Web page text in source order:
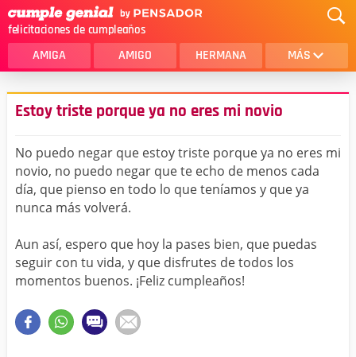
felicitaciones de cumpleaños
AMIGA AMIGO HERMANA MÁS
MAMA
AMOR
SOBRINA
HIJA
HERMANO
HIJO
PAPA
HOMBRE
TIA
CUÑADA
ALGUIEN ESPECIAL
Estoy triste porque ya no eres mi novio
No puedo negar que estoy triste porque ya no eres mi
novio, no puedo negar que te echo de menos cada
día, que pienso en todo lo que teníamos y que ya
nunca más volverá.
Aun así, espero que hoy la pases bien, que puedas
seguir con tu vida, y que disfrutes de todos los
momentos buenos. ¡Feliz cumpleaños!